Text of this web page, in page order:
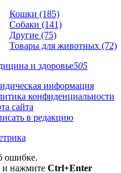
Кошки (185)
Собаки (141)
Другие (75)
Товары для животных (72)
и здоровье505
информация
конфиденциальности
сайта
в редакцию
ошибке.
и нажмите Ctrl+Enter